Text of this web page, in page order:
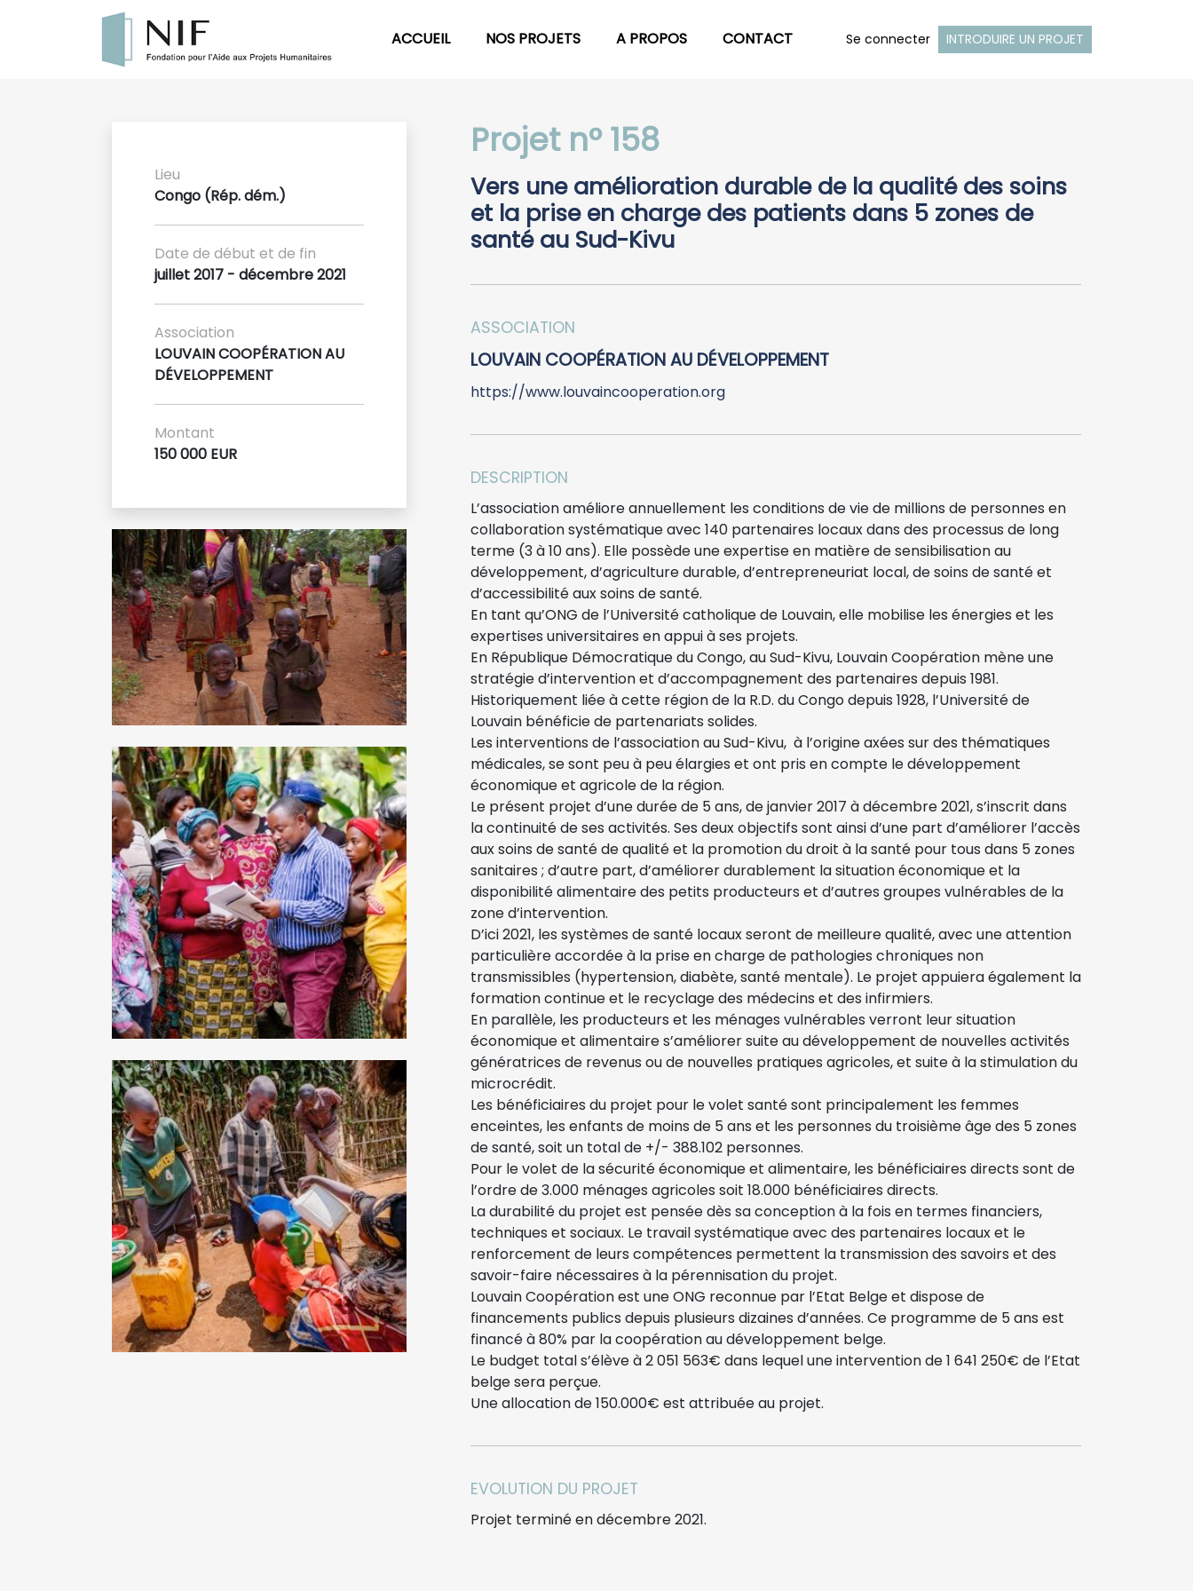
ACCUEIL NOS PROJETS A PROPOS CONTACT Se connecter INTRODUIRE UN PROJET
Lieu
Congo (Rép. dém.)
Date de début et de fin
juillet 2017 - décembre 2021
Association
LOUVAIN COOPÉRATION AU
DÉVELOPPEMENT
Montant
150 000 EUR
Projet n° 158
Vers une amélioration durable de la qualité des soins
et la prise en charge des patients dans 5 zones de
santé au Sud-Kivu
ASSOCIATION
LOUVAIN COOPÉRATION AU DÉVELOPPEMENT
https://www.louvaincooperation.org
DESCRIPTION
L’association améliore annuellement les conditions de vie de millions de personnes en
collaboration systématique avec 140 partenaires locaux dans des processus de long
terme (3 à 10 ans). Elle possède une expertise en matière de sensibilisation au
développement, d’agriculture durable, d’entrepreneuriat local, de soins de santé et
d’accessibilité aux soins de santé.
En tant qu’ONG de l’Université catholique de Louvain, elle mobilise les énergies et les
expertises universitaires en appui à ses projets.
En République Démocratique du Congo, au Sud-Kivu, Louvain Coopération mène une
stratégie d’intervention et d’accompagnement des partenaires depuis 1981.
Historiquement liée à cette région de la R.D. du Congo depuis 1928, l’Université de
Louvain bénéficie de partenariats solides.
Les interventions de l’association au Sud-Kivu, à l’origine axées sur des thématiques
médicales, se sont peu à peu élargies et ont pris en compte le développement
économique et agricole de la région.
Le présent projet d’une durée de 5 ans, de janvier 2017 à décembre 2021, s’inscrit dans
la continuité de ses activités. Ses deux objectifs sont ainsi d’une part d’améliorer l’accès
aux soins de santé de qualité et la promotion du droit à la santé pour tous dans 5 zones
sanitaires ; d’autre part, d’améliorer durablement la situation économique et la
disponibilité alimentaire des petits producteurs et d’autres groupes vulnérables de la
zone d’intervention.
D’ici 2021, les systèmes de santé locaux seront de meilleure qualité, avec une attention
particulière accordée à la prise en charge de pathologies chroniques non
transmissibles (hypertension, diabète, santé mentale). Le projet appuiera également la
formation continue et le recyclage des médecins et des infirmiers.
En parallèle, les producteurs et les ménages vulnérables verront leur situation
économique et alimentaire s’améliorer suite au développement de nouvelles activités
génératrices de revenus ou de nouvelles pratiques agricoles, et suite à la stimulation du
microcrédit.
Les bénéficiaires du projet pour le volet santé sont principalement les femmes
enceintes, les enfants de moins de 5 ans et les personnes du troisième âge des 5 zones
de santé, soit un total de +/- 388.102 personnes.
Pour le volet de la sécurité économique et alimentaire, les bénéficiaires directs sont de
l’ordre de 3.000 ménages agricoles soit 18.000 bénéficiaires directs.
La durabilité du projet est pensée dès sa conception à la fois en termes financiers,
techniques et sociaux. Le travail systématique avec des partenaires locaux et le
renforcement de leurs compétences permettent la transmission des savoirs et des
savoir-faire nécessaires à la pérennisation du projet.
Louvain Coopération est une ONG reconnue par l’Etat Belge et dispose de
financements publics depuis plusieurs dizaines d’années. Ce programme de 5 ans est
financé à 80% par la coopération au développement belge.
Le budget total s’élève à 2 051 563€ dans lequel une intervention de 1 641 250€ de l’Etat
belge sera perçue.
Une allocation de 150.000€ est attribuée au projet.
EVOLUTION DU PROJET
Projet terminé en décembre 2021.